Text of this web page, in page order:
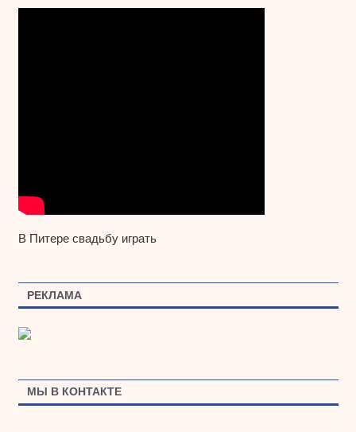
В Питере свадьбу играть
РЕКЛАМА
МЫ В КОНТАКТЕ